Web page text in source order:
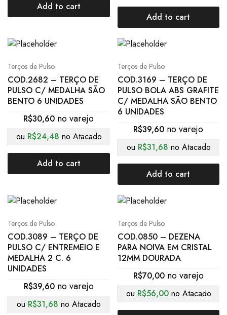
Add to cart
Add to cart
Terços de Pulso
COD.2682 – TERÇO DE
PULSO C/ MEDALHA SÃO
BENTO 6 UNIDADES
R$30,60
ou R$24,48 no Atacado
Add to cart
Terços de Pulso
COD.3169 – TERÇO DE
PULSO BOLA ABS GRAFITE
C/ MEDALHA SÃO BENTO
6 UNIDADES
R$39,60
ou R$31,68 no Atacado
Add to cart
Terços de Pulso
COD.3089 – TERÇO DE
PULSO C/ ENTREMEIO E
MEDALHA 2 C. 6
UNIDADES
R$39,60
ou R$31,68 no Atacado
Terços de Pulso
COD.0850 – DEZENA
PARA NOIVA EM CRISTAL
12MM DOURADA
R$70,00
ou R$56,00 no Atacado